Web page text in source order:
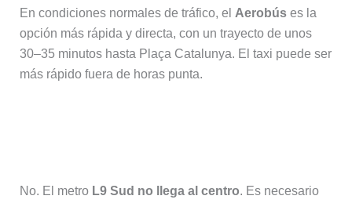
En condiciones normales de tráfico, el Aerobúses la
opción más rápida y directa, con un trayecto de unos
30–35 minutos hasta Plaça Catalunya. El taxi puede ser
más rápido fuera de horas punta.
No. El metro L9 Sud no llega al centro. Es necesario